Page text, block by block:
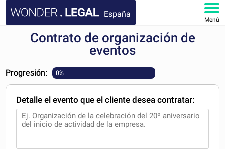
España
Menú
INICIO
MI CUENTA
Contrato de organización de
eventos
Progresión: 0%
Detalle el evento que el cliente desea contratar: